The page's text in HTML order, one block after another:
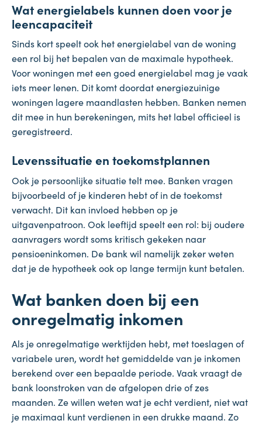
Wat energielabels kunnen doen voor je
leencapaciteit
Sinds kort speelt ook het energielabel van de woning
een rol bij het bepalen van de maximale hypotheek.
Voor woningen met een goed energielabel mag je vaak
iets meer lenen. Dit komt doordat energiezuinige
woningen lagere maandlasten hebben. Banken nemen
dit mee in hun berekeningen, mits het label officieel is
geregistreerd.
Levenssituatie en toekomstplannen
Ook je persoonlijke situatie telt mee. Banken vragen
bijvoorbeeld of je kinderen hebt of in de toekomst
verwacht. Dit kan invloed hebben op je
uitgavenpatroon. Ook leeftijd speelt een rol: bij oudere
aanvragers wordt soms kritisch gekeken naar
pensioeninkomen. De bank wil namelijk zeker weten
dat je de hypotheek ook op lange termijn kunt betalen.
Wat banken doen bij een
onregelmatig inkomen
Als je onregelmatige werktijden hebt, met toeslagen of
variabele uren, wordt het gemiddelde van je inkomen
berekend over een bepaalde periode. Vaak vraagt de
bank loonstroken van de afgelopen drie of zes
maanden. Ze willen weten wat je echt verdient, niet wat
je maximaal kunt verdienen in een drukke maand. Zo